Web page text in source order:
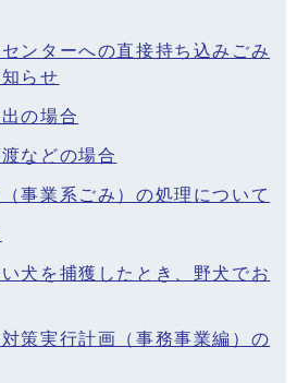
ンターへの直接持ち込みごみ
らせ
の場合
などの場合
事業系ごみ）の処理について
犬を捕獲したとき、野犬でお
策実行計画（事務事業編）の